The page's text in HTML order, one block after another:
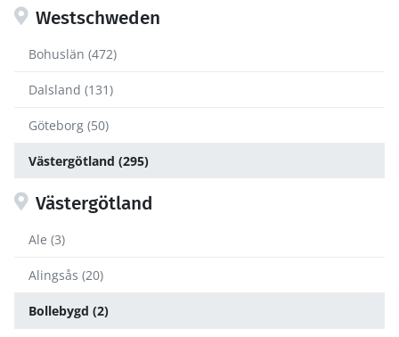
Westschweden
Bohuslän (472)
Dalsland (131)
Göteborg (50)
Västergötland (295)
Västergötland
Ale (3)
Alingsås (20)
Bollebygd (2)